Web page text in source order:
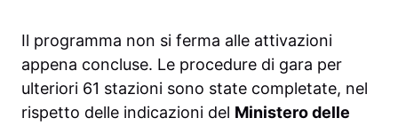
Il programma non si ferma alle attivazioni
appena concluse. Le procedure di gara per
ulteriori 61 stazioni sono state completate, nel
rispetto delle indicazioni del Ministero delle